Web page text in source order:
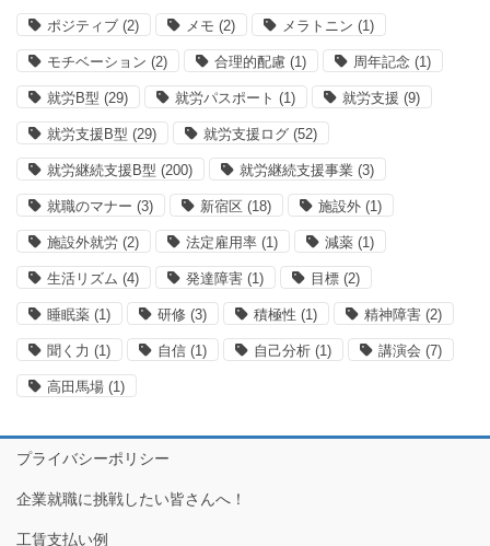
ポジティブ (2) メモ (2) メラトニン (1)
モチベーション (2) 合理的配慮 (1) 周年記念 (1)
就労B型 (29) 就労パスポート (1) 就労支援 (9)
就労支援B型 (29) 就労支援ログ (52)
就労継続支援B型 (200) 就労継続支援事業 (3)
就職のマナー (3) 新宿区 (18) 施設外 (1)
施設外就労 (2) 法定雇用率 (1) 減薬 (1)
生活リズム (4) 発達障害 (1) 目標 (2)
睡眠薬 (1) 研修 (3) 積極性 (1) 精神障害 (2)
聞く力 (1) 自信 (1) 自己分析 (1) 講演会 (7)
高田馬場 (1)
プライバシーポリシー
企業就職に挑戦したい皆さんへ！
工賃支払い例